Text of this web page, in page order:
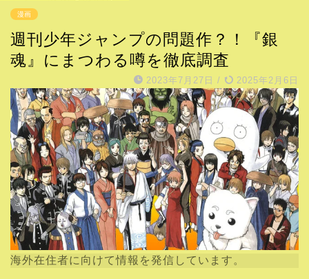
漫画
週刊少年ジャンプの問題作？！『銀
魂』にまつわる噂を徹底調査
2023年7月27日 / 2025年2月6日
海外在住者に向けて情報を発信しています。